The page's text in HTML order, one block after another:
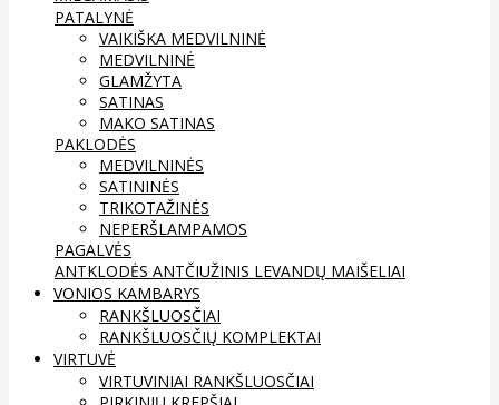
PATALYNĖ
VAIKIŠKA MEDVILNINĖ
MEDVILNINĖ
GLAMŽYTA
SATINAS
MAKO SATINAS
PAKLODĖS
MEDVILNINĖS
SATININĖS
TRIKOTAŽINĖS
NEPERŠLAMPAMOS
PAGALVĖS
ANTKLODĖS ANTČIUŽINIS LEVANDŲ MAIŠELIAI
VONIOS KAMBARYS
RANKŠLUOSČIAI
RANKŠLUOSČIŲ KOMPLEKTAI
VIRTUVĖ
VIRTUVINIAI RANKŠLUOSČIAI